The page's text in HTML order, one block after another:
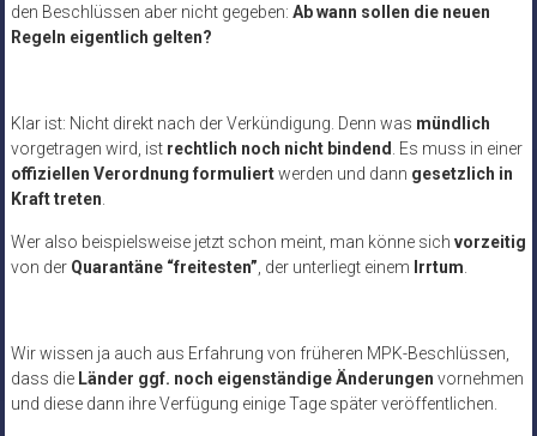
den Beschlüssen aber nicht gegeben: Ab wann sollen die neuen
Regeln eigentlich gelten?
Klar ist: Nicht direkt nach der Verkündigung. Denn was mündlich
vorgetragen wird, ist rechtlich noch nicht bindend . Es muss in einer
offiziellen Verordnung formuliertwerden und dann gesetzlich in
Kraft treten
Wer also beispielsweise jetzt schon meint, man könne sich vorzeitig
von der Quarantäne “freitesten” , der unterliegt einem Irrtum
Wir wissen ja auch aus Erfahrung von früheren MPK-Beschlüssen,
dass die Länder ggf. noch eigenständige Änderungen vornehmen
und diese dann ihre Verfügung einige Tage später veröffentlichen.